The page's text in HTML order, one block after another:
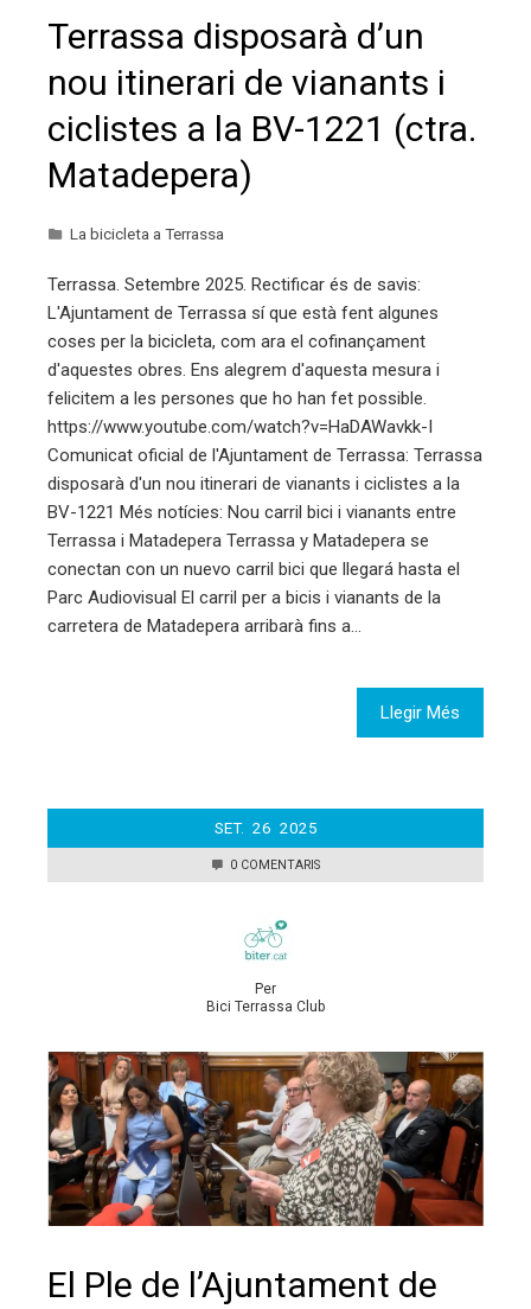
Terrassa disposarà d’un
nou itinerari de vianants i
ciclistes a la BV-1221 (ctra.
Matadepera)
La bicicleta a Terrassa
Terrassa. Setembre 2025. Rectificar és de savis:
L'Ajuntament de Terrassa sí que està fent algunes
coses per la bicicleta, com ara el cofinançament
d'aquestes obres. Ens alegrem d'aquesta mesura i
felicitem a les persones que ho han fet possible.
https://www.youtube.com/watch?v=HaDAWavkk-I
Comunicat oficial de l'Ajuntament de Terrassa: Terrassa
disposarà d'un nou itinerari de vianants i ciclistes a la
BV-1221 Més notícies: Nou carril bici i vianants entre
Terrassa i Matadepera Terrassa y Matadepera se
conectan con un nuevo carril bici que llegará hasta el
Parc Audiovisual El carril per a bicis i vianants de la
carretera de Matadepera arribarà fins a…
Llegir Més
SET. 26 2025
0 COMENTARIS
Per
Bici Terrassa Club
El Ple de l’Ajuntament de